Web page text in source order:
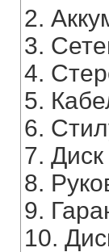
2.
3.
4.
5.
6.
7.
8.
9.
10.